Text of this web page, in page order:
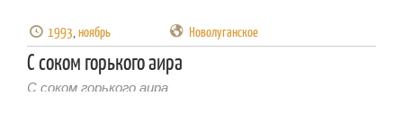
1993,ноябрь Новолуганское
С соком горького аира
С соком горького аира